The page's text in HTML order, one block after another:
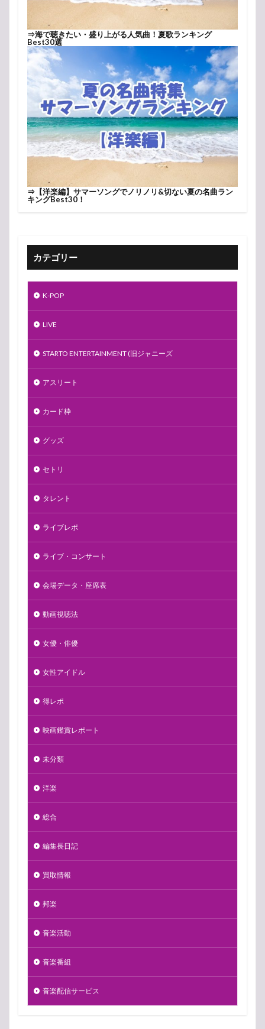
⇒海で聴きたい・盛り上がる人気曲！夏歌ランキング
Best30選
⇒ 【洋楽編】サマーソングでノリノリ&切ない夏の名曲ラン
キングBest30！
カテゴリー
K-POP
LIVE
STARTO ENTERTAINMENT (旧ジャニーズ
アスリート
カード枠
グッズ
セトリ
タレント
ライブレポ
ライブ・コンサート
会場データ・座席表
動画視聴法
女優・俳優
女性アイドル
得レポ
映画鑑賞レポート
未分類
洋楽
総合
編集長日記
買取情報
邦楽
音楽活動
音楽番組
音楽配信サービス